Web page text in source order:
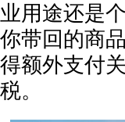
业用途还是
你带回的商
得额外支付
税。